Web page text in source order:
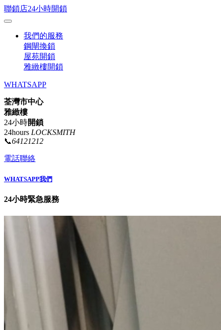
聯鎖店24小時開鎖
我們的服務
鋼閘換鎖
屋苑開鎖
雅緻樓開鎖
WHATSAPP
荃灣市中心
雅緻樓
24小時開鎖
24hours LOCKSMITH
📞64121212
電話聯絡
WHATSAPP我們
24小時緊急服務